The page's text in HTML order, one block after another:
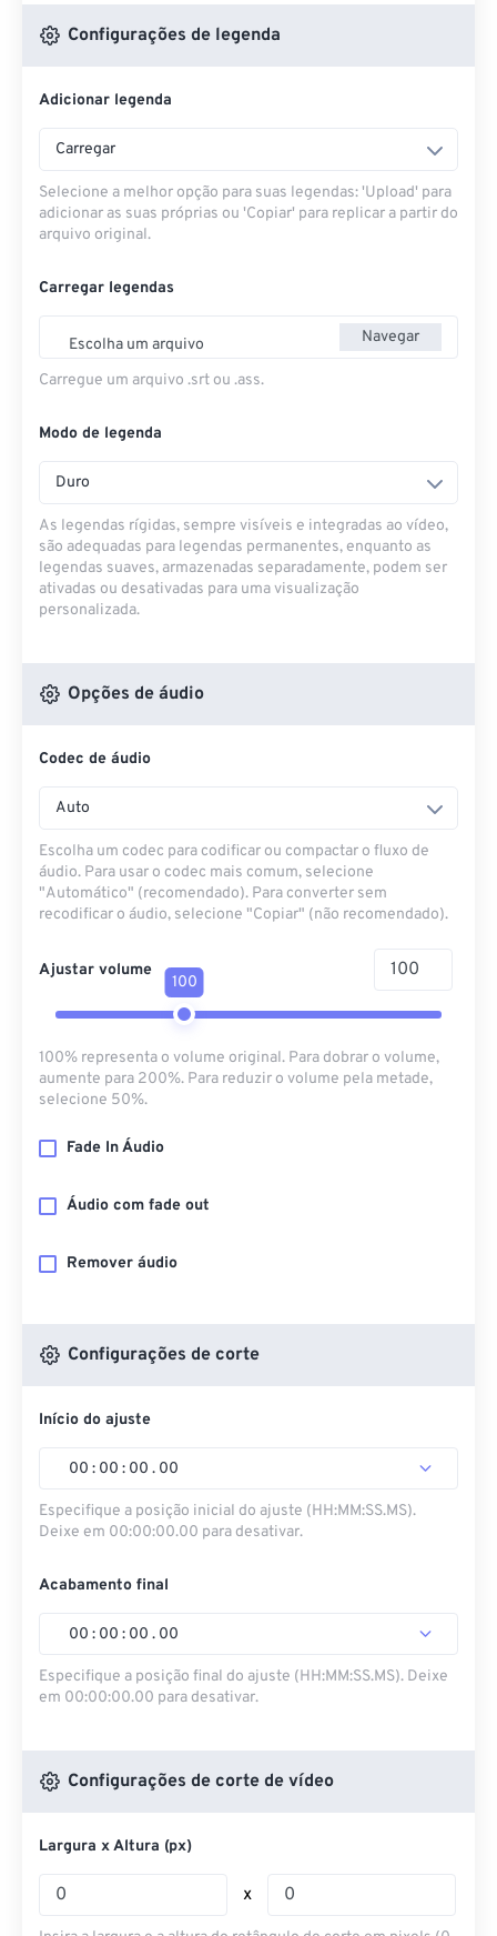
Configurações de legenda
Adicionar legenda
Carregar
Selecione a melhor opção para suas legendas: 'Upload' para
adicionar as suas próprias ou 'Copiar' para replicar a partir do
arquivo original.
Carregar legendas
Escolha um arquivo Navegar
Carregue um arquivo .srt ou .ass.
Modo de legenda
Duro
As legendas rígidas, sempre visíveis e integradas ao vídeo,
são adequadas para legendas permanentes, enquanto as
legendas suaves, armazenadas separadamente, podem ser
ativadas ou desativadas para uma visualização
personalizada.
Opções de áudio
Codec de áudio
Auto
Escolha um codec para codificar ou compactar o fluxo de
áudio. Para usar o codec mais comum, selecione
"Automático" (recomendado). Para converter sem
recodificar o áudio, selecione "Copiar" (não recomendado).
Ajustar volume
100
100% representa o volume original. Para dobrar o volume,
aumente para 200%. Para reduzir o volume pela metade,
selecione 50%.
Fade In Áudio
Áudio com fade out
Remover áudio
Configurações de corte
Início do ajuste
00 : 00 : 00 . 00
Especifique a posição inicial do ajuste (HH:MM:SS.MS).
Deixe em 00:00:00.00 para desativar.
Acabamento final
00 : 00 : 00 . 00
Especifique a posição final do ajuste (HH:MM:SS.MS). Deixe
em 00:00:00.00 para desativar.
Configurações de corte de vídeo
Largura x Altura (px)
x